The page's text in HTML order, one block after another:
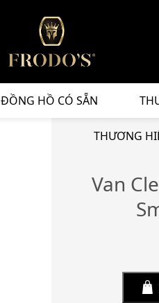
ĐỒNG HỒ CÓ SẴN
THƯƠNG
Van